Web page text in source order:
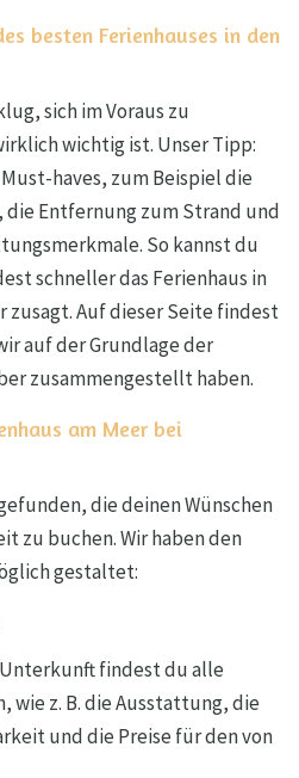
besten Ferienhauses in den
sich im Voraus zu
wichtig ist. Unser Tipp:
haves, zum Beispiel die
die Entfernung zum Strand und
So kannst du
schneller das Ferienhaus in
zusagt. Auf dieser Seite findest
auf der Grundlage der
zusammengestellt haben.
am Meer bei
die deinen Wünschen
zu buchen. Wir haben den
gestaltet:
findest du alle
wie z. B. die Ausstattung, die
und die Preise für den von